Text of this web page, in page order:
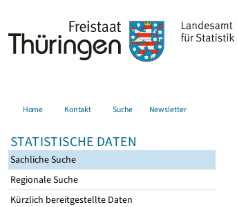
Home Kontakt Suche Newsletter
STATISTISCHE DATEN
Sachliche Suche
Regionale Suche
Kürzlich bereitgestellte Daten